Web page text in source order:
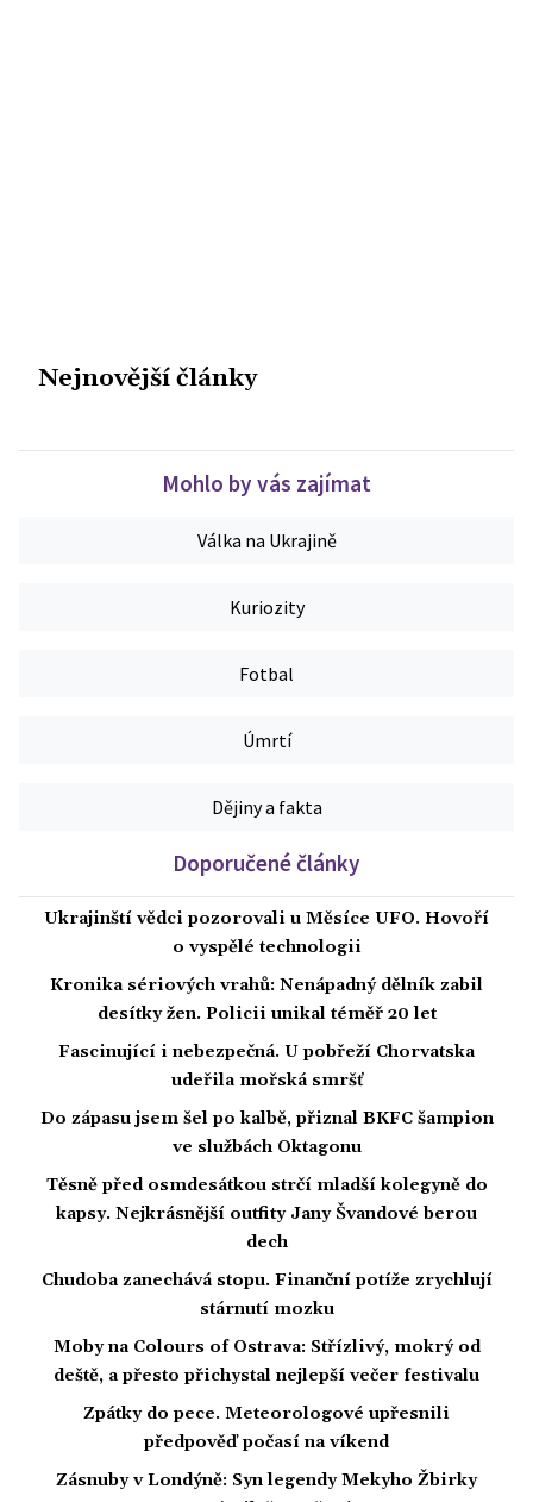
Nejnovější články
Mohlo by vás zajímat
Válka na Ukrajině
Kuriozity
Fotbal
Úmrtí
Dějiny a fakta
Doporučené články
Ukrajinští vědci pozorovali u Měsíce UFO. Hovoří
o vyspělé technologii
Kronika sériových vrahů: Nenápadný dělník zabil
desítky žen. Policii unikal téměř 20 let
Fascinující i nebezpečná. U pobřeží Chorvatska
udeřila mořská smršť
Do zápasu jsem šel po kalbě, přiznal BKFC šampion
ve službách Oktagonu
Těsně před osmdesátkou strčí mladší kolegyně do
kapsy. Nejkrásnější outfity Jany Švandové berou
dech
Chudoba zanechává stopu. Finanční potíže zrychlují
stárnutí mozku
Moby na Colours of Ostrava: Střízlivý, mokrý od
deště, a přesto přichystal nejlepší večer festivalu
Zpátky do pece. Meteorologové upřesnili
předpověď počasí na víkend
Zásnuby v Londýně: Syn legendy Mekyho Žbirky